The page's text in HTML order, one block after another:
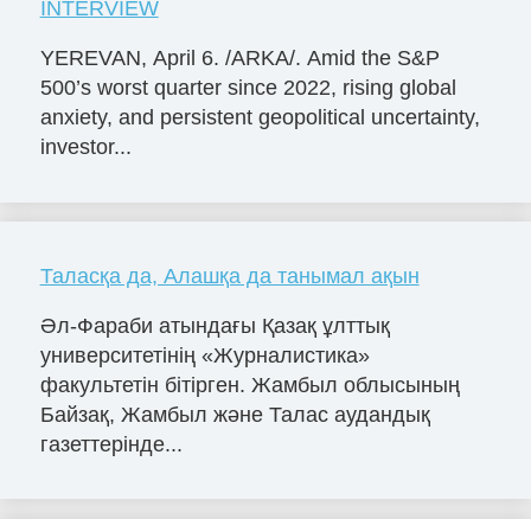
INTERVIEW
YEREVAN, April 6. /ARKA/. Amid the S&P
500’s worst quarter since 2022, rising global
anxiety, and persistent geopolitical uncertainty,
investor...
Таласқа да, Алашқа да танымал ақын
Әл-Фараби атындағы Қазақ ұлттық
университетінің «Журналистика»
факультетін бітірген. Жамбыл облысының
Байзақ, Жамбыл және Талас аудандық
газеттерінде...